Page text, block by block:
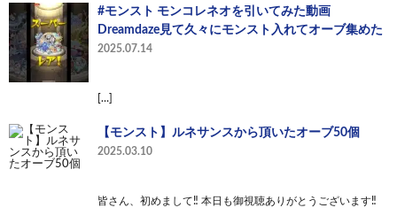
#モンスト モンコレネオを引いてみた動画
Dreamdaze見て久々にモンスト入れてオーブ集めた
2025.07.14
[…]
【モンスト】ルネサンスから頂いたオーブ50個
2025.03.10
皆さん、初めまして‼️ 本日も御視聴ありがとうございます‼️